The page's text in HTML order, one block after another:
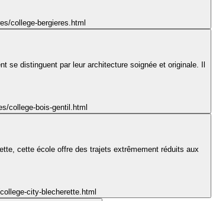
college-bergieres.html
se distinguent par leur architecture soignée et originale. Il
college-bois-gentil.html
cette école offre des trajets extrêmement réduits aux
city-blecherette.html